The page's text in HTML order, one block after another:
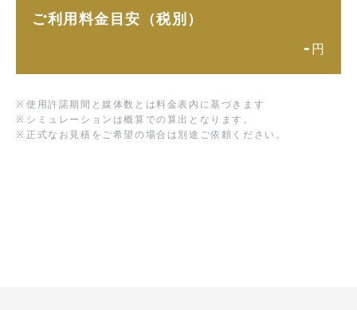
ご利用料金目安（税別）
- 円
※ 使用許諾期間と媒体数とは料金表内に基づきます
※ シミュレーションは概算での算出となります。
※ 正式なお見積をご希望の場合は別途ご依頼ください。